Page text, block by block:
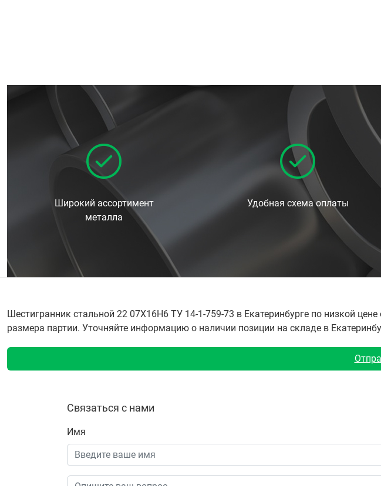
Широкий ассортимент
металла
Удобная схема оплаты
Шестигранник стальной 22 07Х16Н6 ТУ 14-1-759-73 в Екатеринбурге по низкой
размера партии. Уточняйте информацию о наличии позиции на складе в
Связаться с нами
Имя